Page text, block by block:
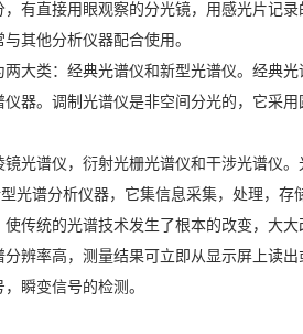
有直接用眼观察的分光镜，用感光片记
其他分析仪器配合使用。
大类：经典光谱仪和新型光谱仪。经典
器。调制光谱仪是非空间分光的，它采用
光谱仪，衍射光栅光谱仪和干涉光谱仪
光谱分析仪器，它集信息采集，处理，
传统的光谱技术发生了根本的改变，大
辨率高，测量结果可立即从显示屏上读
瞬变信号的检测。